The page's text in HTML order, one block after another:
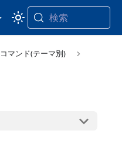
検索
コマンド(テーマ別)